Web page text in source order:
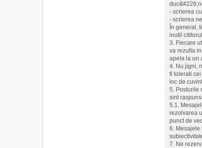
- scrierea
- scrierea
În general,
inutil
3. Fiecare
va rezulta
apela la un
4. Nu jigni,
fi tolerati
loc de
5. Posturile
sint
5.1.
rezolvarea
punct de
6. Mesajele
7. Ne